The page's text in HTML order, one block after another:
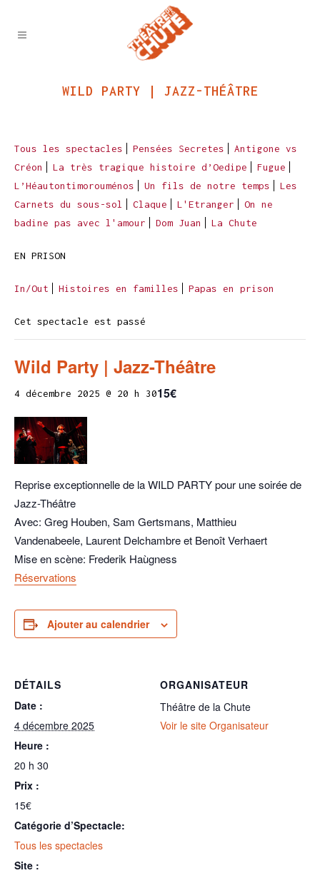
WILD PARTY | JAZZ-THÉÂTRE
Tous les spectacles Pensées Secretes
Antigone vs
Créon
La très tragique histoire d’Oedipe
Fugue
L’Héautontimorouménos
Un fils de notre temps
Les
Carnets du sous-sol
Claque L'Etranger
On ne
badine pas avec l'amour
Dom Juan La Chute
EN PRISON
In/Out Histoires en familles Papas en prison
Cet spectacle est passé
Wild Party | Jazz-Théâtre
4 décembre 2025 @ 20 h 3015€
Reprise exceptionnelle de la WILD PARTY pour une soirée de
Jazz-Théâtre
Avec: Greg Houben, Sam Gertsmans, Matthieu
Vandenabeele, Laurent Delchambre et Benoît Verhaert
Mise en scène: Frederik Haùgness
Réservations
Ajouter au calendrier
DÉTAILS
Date :
4 décembre 2025
Heure :
20 h 30
Prix :
15€
Catégorie d’Spectacle:
Tous les spectacles
Site :
ORGANISATEUR
Théâtre de la Chute
Voir le site Organisateur